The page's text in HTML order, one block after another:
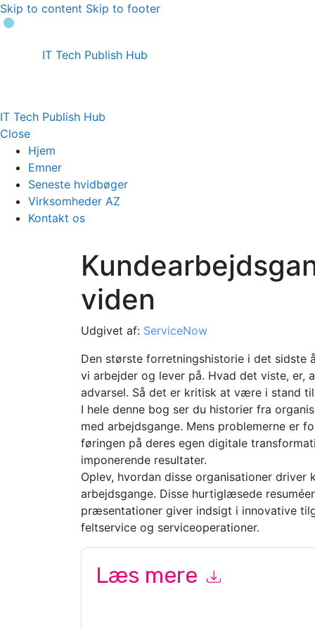
Skip to content Skip to footer
IT Tech Publish Hub
IT Tech Publish Hub
Close
Hjem
Emner
Seneste hvidbøger
Virksomheder AZ
Kontakt os
viden
Udgivet af: ServiceNow
Den største forretningshistorie i det sidste
vi arbejder og lever på. Hvad det viste,
advarsel. Så det er kritisk at være i stand
I hele denne bog ser du historier fra
med arbejdsgange. Mens problemerne er
føringen på deres egen digitale
imponerende resultater.
Oplev, hvordan disse organisationer
arbejdsgange. Disse hurtiglæsede
præsentationer giver indsigt i innovative
feltservice og serviceoperationer.
Læs mere